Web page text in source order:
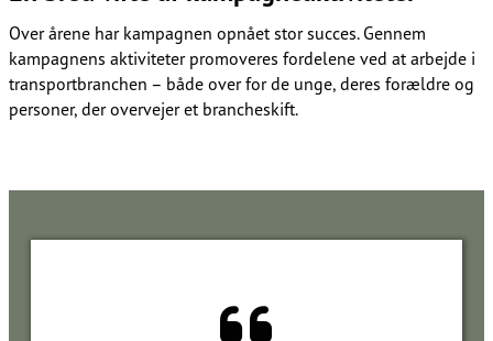
Over årene har kampagnen opnået stor succes. Gennem
kampagnens aktiviteter promoveres fordelene ved at arbejde i
transportbranchen – både over for de unge, deres forældre og
personer, der overvejer et brancheskift.​​​​‌ ‍ ​‍​‍‌‍ ‌ ​‍‌‍‍‌‌‍‌ ‌‍‍‌‌‍ ‍​‍​‍​ ‍‍​‍​‍‌ ​ ‌‍​‌‌‍ ‍‌‍‍‌‌ ‌​‌ ‍‌​‍ ‍‌‍‍‌‌‍ ​‍​‍​‍ ​​‍​‍‌‍‍​‌ ​‍‌‍‌‌‌‍‌‍​‍​‍​ ‍‍​‍​‍‌‍‍​‌ ‌​‌ ‌​‌ ​​‌ ​ ​ ‍‍​‍ ​‍ ‌ ‌​‌ ‌‌​‍ ‍‌ ​ ‌‍​‌‌‍ ‍‌‍‍‌‌ ‌​‌ ‍‌​‍ ‍‌ ​ ‌ ‌​‌ ‌‌‌‍‌​‌‍‍‌‌‍ ​‍ ‌‍‍‌‌‍ ‍‌ ‌​‌‍‌‌‌‍ ‍‌ ‌​​‍ ‌‍‌‌‌‍‌​‌‍‍‌‌ ‌​​‍ ‌‍ ‌‌‍ ‌‍‌​‌‍‌‌​ ‌‌ ​​‌ ​‍‌‍‌‌‌ ​ ‌‍‌‌‌‍ ‍‌ ‌​‌‍​‌‌ ‌​‌‍‍‌‌‍ ‌‍ ‍​ ‍ ‌‍‍‌‌‍‌​​ ‌‌ ​​‌‍​‌‌‍‌ ‌‍‌‌​‍ ‌‌‍‍‍‌‍ ‌‍​‍​‍ ‌‌‍‍‌​‍ ‌‌ ‌​‌ ​‍‌‍​‌‌‍ ‍‌ ​ ‌ ​​‌‍ ‌ ​‍‌ ‌​​ ‍ ‌ ‌​‌ ‍‌‌ ​​‌‍‌‌​ ‌‌ ​​‌‍​‌‌‍‌ ‌‍‌‌​ ‍ ‌ ​​‌‍​‌‌ ‌​‌‍‍​​ ‌‌ ​ ‌‍‌‌‌‍​ ‌ ‌​‌‍‍‌‌‍ ‌‍ ‍‌ ​ ​‍‌‌​ ‌‌‌​​‍‌‌ ‌‍‍ ‌‍‌‌‌ ‍‌​‍‌‌​ ​ ‌​‌​​‍‌‌​ ​ ‌​‌​​‍‌‌​ ​‍​ ​‍​ ‌​​ ​​‌‍​‍‌‍‌‌​ ‌‍​ ​ ​ ​​​ ‌​​‍‌‌​ ​‍​ ​‍​‍‌‌​ ‌‌‌​‌​​‍ ‍‌‍​ ‌‍ ‌‍ ‍‌ ‌​‌‍‌‌‌‍ ‍‌ ‌​​‍‌‌​ ‌‌‌​​‍‌‌ ‌‍‍ ‌‍‌‌‌ ‍‌​‍‌‌​ ​ ‌​‌​​‍‌‌​ ​ ‌​‌​​‍‌‌​ ​‍​ ​‍​ ​‍​ ‌​‌‍​ ‌‍​ ​ ​‍​ ​ ​ ‌‌​ ‍​​‍‌‌​ ​‍​ ​‍​‍‌‌​ ‌‌‌​‌​​‍ ‍‌‍​‍‌‍ ​‌‍ ‌‍​ ‌‍‍ ‌ ​ ​‍‌‌​ ‌‌‌​​‍‌‌ ‌‍‍ ‌‍‌‌‌ ‍‌​‍‌‌​ ​ ‌​‌​​‍‌‌​ ​ ‌​‌​​‍‌‌​ ​‍​ ​‍‌‍​‍​ ‌‍​ ‌‌​ ​‌​ ​‍‌‍​‍​ ​ ​ ‌‍‌‍​‌​ ‌‌​ ​ ‌‍​‌​‍‌‌​ ​‍​ ​‍​‍‌‌​ ‌‌‌​‌​​‍ ‍‌‍​‍‌‍ ‌‍‌​‌ ‍‌​‍‌‌​ ‌‌‌​​‍‌‌ ‌‍‍ ‌‍‌‌‌ ‍‌​‍‌‌​ ​ ‌​‌​​‍‌‌​ ​ ‌​‌​​‍‌‌​ ​‍​ ​‍‌‍‌‌​ ‍‌​ ‍​​ ​‌​ ‍​‌‍‌‌​ ​‌​ ​‍‌‍​‌‌‍​ ‌‍​ ​ ​‌​‍‌‌​ ​‍​ ​‍​‍‌‌​ ‌‌‌​‌​​‍ ‍‌‍​ ‌‍‍​‌‍‍‌‌‍ ​‌‍‌​‌ ​‍‌‍‌‌‌‍ ‍​‍‌‌​ ‌‌‌​​‍‌‌ ‌‍‍ ‌‍‌‌‌ ‍‌​‍‌‌​ ​ ‌​‌​​‍‌‌​ ​ ‌​‌​​‍‌‌​ ​‍​ ​‍​ ‍‌‌‍‌‍​ ‍‌​ ​ ​ ​ ​ ​‌​ ‌​​ ​​‌‍​ ​ ​‍​ ​‌‌‍‌‍​‍‌‌​ ​‍​ ​‍​‍‌‌​ ‌‌‌​‌​​‍ ‍‌ ‌​‌‍‌‌‌ ‍​‌ ‌​​ ‌‍​‍‌‍​‌‌ ​ ‌‍‌‌‌‌‌‌‌ ​‍‌‍ ​​ ‌‌‍‍​‌ ‌​‌ ‌​‌ ​​‌ ​ ​‍‌‌​ ​ ‌​​‌​‍‌‌​ ​‍‌​‌‍​‍‌‌​ ​‍‌​‌‍‌ ‌​‌ ‌‌​‍ ‍‌ ​ ‌‍​‌‌‍ ‍‌‍‍‌‌ ‌​‌ ‍‌​‍ ‍‌ ​ ‌ ‌​‌ ‌‌‌‍‌​‌‍‍‌‌‍ ​‍‌‍‌‍‍‌‌‍‌​​ ‌‌ ​​‌‍​‌‌‍‌ ‌‍‌‌​‍ ‌‌‍‍‍‌‍ ‌‍​‍​‍ ‌‌‍‍‌​‍ ‌‌ ‌​‌ ​‍‌‍​‌‌‍ ‍‌ ​ ‌ ​​‌‍ ‌ ​‍‌ ‌​​‍‌‍‌ ‌​‌ ‍‌‌ ​​‌‍‌‌​ ‌‌ ​​‌‍​‌‌‍‌ ‌‍‌‌​‍‌‍‌ ​​‌‍​‌‌ ‌​‌‍‍​​ ‌‌ ​ ‌‍‌‌‌‍​ ‌ ‌​‌‍‍‌‌‍ ‌‍ ‍‌ ​ ​‍‌‌​ ‌‌‌​​‍‌‌ ‌‍‍ ‌‍‌‌‌ ‍‌​‍‌‌​ ​ ‌​‌​​‍‌‌​ ​ ‌​‌​​‍‌‌​ ​‍​ ​‍​ ‌​​ ​​‌‍​‍‌‍‌‌​ ‌‍​ ​ ​ ​​​ ‌​​‍‌‌​ ​‍​ ​‍​‍‌‌​ ‌‌‌​‌​​‍ ‍‌‍​ ‌‍ ‌‍ ‍‌ ‌​‌‍‌‌‌‍ ‍‌ ‌​​‍‌‌​ ‌‌‌​​‍‌‌ ‌‍‍ ‌‍‌‌‌ ‍‌​‍‌‌​ ​ ‌​‌​​‍‌‌​ ​ ‌​‌​​‍‌‌​ ​‍​ ​‍​ ​‍​ ‌​‌‍​ ‌‍​ ​ ​‍​ ​ ​ ‌‌​ ‍​​‍‌‌​ ​‍​ ​‍​‍‌‌​ ‌‌‌​‌​​‍ ‍‌‍​‍‌‍ ​‌‍ ‌‍​ ‌‍‍ ‌ ​ ​‍‌‌​ ‌‌‌​​‍‌‌ ‌‍‍ ‌‍‌‌‌ ‍‌​‍‌‌​ ​ ‌​‌​​‍‌‌​ ​ ‌​‌​​‍‌‌​ ​‍​ ​‍‌‍​‍​ ‌‍​ ‌‌​ ​‌​ ​‍‌‍​‍​ ​ ​ ‌‍‌‍​‌​ ‌‌​ ​ ‌‍​‌​‍‌‌​ ​‍​ ​‍​‍‌‌​ ‌‌‌​‌​​‍ ‍‌‍​‍‌‍ ‌‍‌​‌ ‍‌​‍‌‌​ ‌‌‌​​‍‌‌ ‌‍‍ ‌‍‌‌‌ ‍‌​‍‌‌​ ​ ‌​‌​​‍‌‌​ ​ ‌​‌​​‍‌‌​ ​‍​ ​‍‌‍‌‌​ ‍‌​ ‍​​ ​‌​ ‍​‌‍‌‌​ ​‌​ ​‍‌‍​‌‌‍​ ‌‍​ ​ ​‌​‍‌‌​ ​‍​ ​‍​‍‌‌​ ‌‌‌​‌​​‍ ‍‌‍​ ‌‍‍​‌‍‍‌‌‍ ​‌‍‌​‌ ​‍‌‍‌‌‌‍ ‍​‍‌‌​ ‌‌‌​​‍‌‌ ‌‍‍ ‌‍‌‌‌ ‍‌​‍‌‌​ ​ ‌​‌​​‍‌‌​ ​ ‌​‌​​‍‌‌​ ​‍​ ​‍​ ‍‌‌‍‌‍​ ‍‌​ ​ ​ ​ ​ ​‌​ ‌​​ ​​‌‍​ ​ ​‍​ ​‌‌‍‌‍​‍‌‌​ ​‍​ ​‍​‍‌‌​ ‌‌‌​‌​​‍ ‍‌ ‌​‌‍‌‌‌ ‍​‌ ‌​​‍‌‍‌ ​​‌‍‌‌‌ ​‍‌ ​ ‌ ​​‌‍‌‌‌‍​ ‌ ‌​‌‍‍‌‌ ‌‍‌‍‌‌​ ‌‌ ​​‌ ‌‌‌‍​‍‌‍ ​‌‍‍‌‌ ​ ‌‍‍​‌‍‌‌‌‍‌​​‍​‍‌ ‌